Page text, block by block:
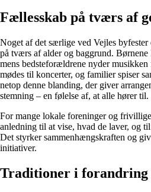
Fællesskab på tværs af
Noget af det særlige ved Vejles byfester
på tværs af alder og baggrund.
mens bedsteforældrene nyder
mødes til koncerter, og familier spiser
netop denne blanding, der giver
stemning – en følelse af, at alle hører til.
For mange lokale foreninger og
anledning til at vise, hvad de laver, og
Det styrker sammenhængskraften og
initiativer.
Traditioner i forandring